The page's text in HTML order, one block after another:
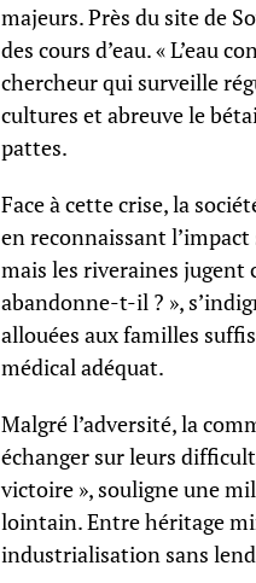
majeurs. Près du site de
des cours d’eau. « L’eau
chercheur qui surveille
cultures et abreuve le
pattes.
Face à cette crise, la
en reconnaissant
mais les riveraines jugent
abandonne-t-il ? »,
allouées aux familles
médical adéquat.
Malgré l’adversité, la
échanger sur leurs
victoire », souligne une
lointain. Entre héritage
industrialisation sans